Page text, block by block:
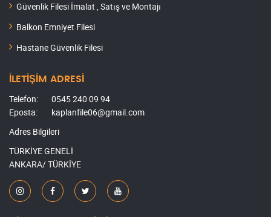
Güvenlik Filesi İmalat , Satış ve Montajı
Balkon Emniyet Filesi
Hastane Güvenlik Filesi
İLETİŞİM ADRESİ
Telefon:
0545 240 09 94
Eposta:
kaplanfile06@gmail.com
Adres Bilgileri
TÜRKİYE GENELİ
ANKARA/ TÜRKİYE